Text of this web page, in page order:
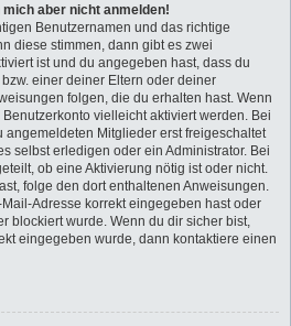
aber nicht anmelden!
Benutzernamen und das richtige
diese stimmen, dann gibt es zwei
ist und du angegeben hast, dass du
einer deiner Eltern oder deiner
folgen, die du erhalten hast. Wenn
vielleicht aktiviert werden. Bei
Mitglieder erst freigeschaltet
selbst erledigen oder ein Administrator. Bei
ob eine Aktivierung nötig ist oder nicht.
folge den dort enthaltenen Anweisungen.
Adresse korrekt eingegeben hast oder
blockiert wurde. Wenn du dir sicher bist,
eingegeben wurde, dann kontaktiere einen